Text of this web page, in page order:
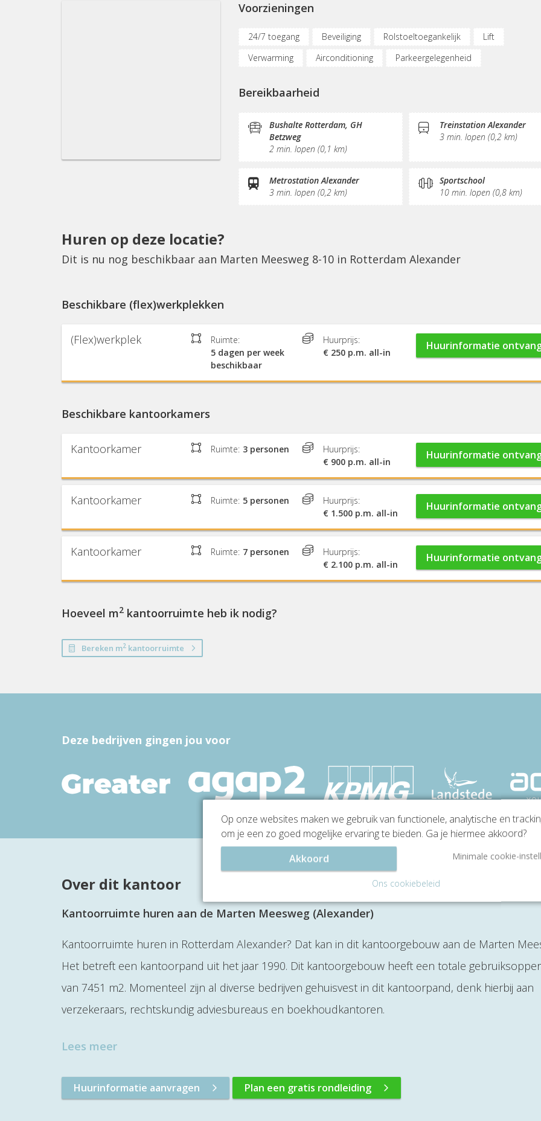
Voorzieningen
24/7 toegang Beveiliging Rolstoeltoegankelijk
Lift
Verwarming
Airconditioning
Parkeergelegenheid
Vergaderplekken
Glasvezel
Printservice KVK-inschrijving
Sociaal hart
Restaurant
Schoonmaak
Receptie
Bereikbaarheid
Bushalte Rotterdam, GH
Betzweg
2 min. lopen (0,1 km)
Treinstation Alexander
3 min. lopen (0,2 km)
Metrostation Alexander
3 min. lopen (0,2 km)
Sportschool
10 min. lopen (0,8 km)
Huren op deze locatie?
Dit is nu nog beschikbaar aan Marten Meesweg 8-10 in Rotterdam Alexander
Beschikbare (flex)werkplekken
(Flex)werkplek
Ruimte:
5 dagen per week
beschikbaar
Huurprijs:
€ 250 p.m. all-in
Huurinformatie
Beschikbare kantoorkamers
Kantoorkamer Ruimte: 3 personen
Huurprijs:
€ 900 p.m. all-in
Huurinformatie
Kantoorkamer Ruimte: 5 personen
Huurprijs:
€ 1.500 p.m. all-in
Huurinformatie
Kantoorkamer Ruimte: 7 personen
Huurprijs:
€ 2.100 p.m. all-in
Huurinformatie
Hoeveel m2 kantoorruimte heb ik nodig?
Bereken m2 kantoorruimte
Deze bedrijven gingen jou voor
Over dit kantoor
Kantoorruimte huren aan de Marten Meesweg (Alexander)
Kantoorruimte huren in Rotterdam Alexander? Dat kan in dit kantoorgebouw aan de Marten
Het betreft een kantoorpand uit het jaar 1990. Dit kantoorgebouw heeft een totale
van 7451 m2. Momenteel zijn al diverse bedrijven gehuisvest in dit kantoorpand, denk hierbij aan
verzekeraars, rechtskundig adviesbureaus en boekhoudkantoren.
Lees meer
Huurinformatie aanvragen Plan een gratis rondleiding
Op onze websites maken we gebruik van functionele, analytische en
om je een zo goed mogelijke ervaring te bieden. Ga je hiermee akkoord?
Akkoord
Minimale cookie-
Ons cookiebeleid